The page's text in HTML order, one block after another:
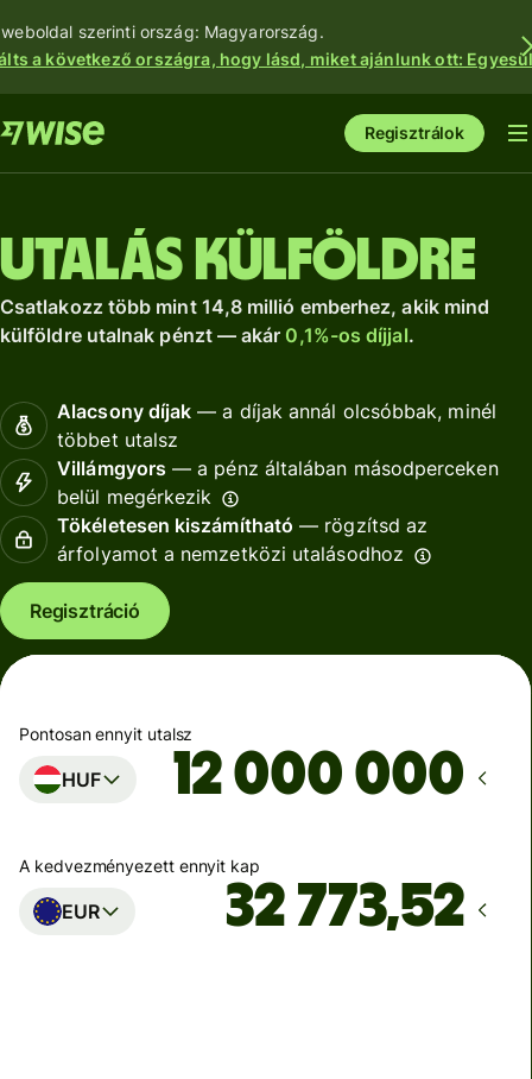
szerinti ország: Magyarország.
a következő országra, hogy lásd, miket ajánlunk ott:
Regisztrálok
Utalás külföldre
Csatlakozz több mint 14,8 millió emberhez, akik mind
külföldre utalnak pénzt — akár 0,1%-os díjjal.
Alacsony díjak — a díjak annál olcsóbbak, minél
többet utalsz
Villámgyors — a pénz általában másodperceken
belül megérkezik
Tökéletesen kiszámítható — rögzítsd az
árfolyamot a nemzetközi utalásodhoz
Regisztráció
Pontosan ennyit utalsz
HUF
A kedvezményezett ennyit kap
EUR